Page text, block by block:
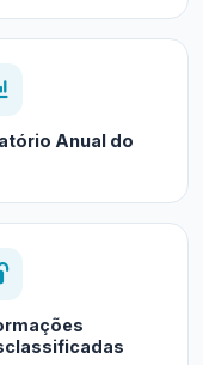
Anual do